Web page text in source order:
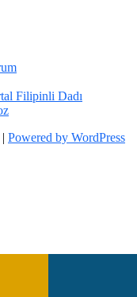
Filipinli Dadı
Powered by WordPress